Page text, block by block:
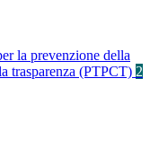
la prevenzione della
trasparenza (PTPCT) 2